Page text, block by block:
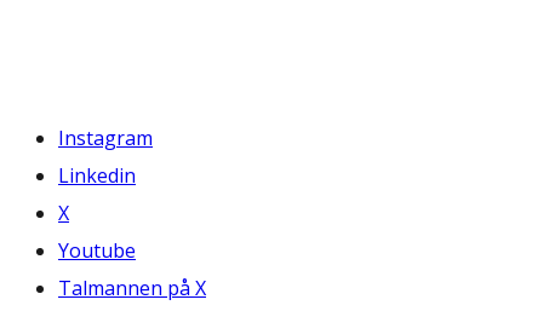
Instagram
Linkedin
X
Youtube
Talmannen på X